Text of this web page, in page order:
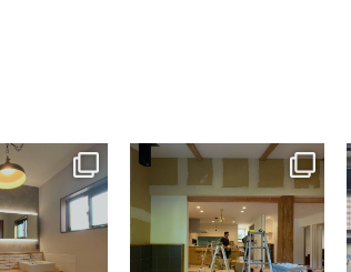
7月 13
tomohouseinc